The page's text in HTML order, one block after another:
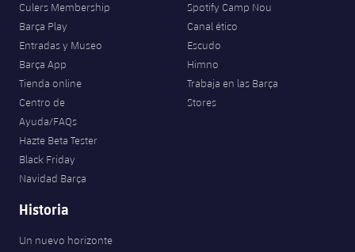
Culers Membership
Barça Play
Entradas y Museo
Barça App
Tienda online
Centro de
Ayuda/FAQs
Hazte Beta Tester
Black Friday
Navidad Barça
Spotify Camp Nou
Canal ético
Escudo
Himno
Trabaja en las Barça
Stores
Historia
Un nuevo horizonte